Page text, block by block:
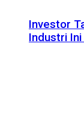
Investor
Industri